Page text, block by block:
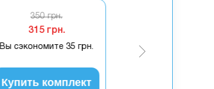
350 грн.
315 грн.
Вы сэкономите 35 грн.
Купить комплект